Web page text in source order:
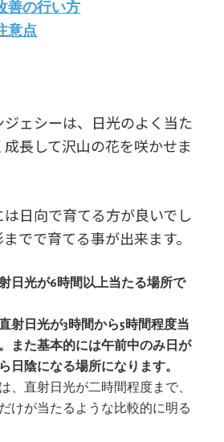
善の行い方
意点
ェシーは、日光のよく当た
長して沢山の花を咲かせま
日向で育てる方が良いでし
でで育てる事が出来ます。
日光が6時間以上当たる場所で
射日光が3時間から5時間程度当
また基本的には午前中のみ日が
日陰になる場所になります。
、直射日光が二時間程度まで、
けが当たるような比較的に明る